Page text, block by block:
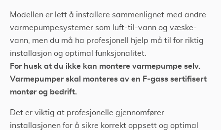
Modellen er lett å installere sammenlignet med andre
varmepumpesystemer som luft-til-vann og væske-
vann, men du må ha profesjonell hjelp må til for riktig
installasjon og optimal funksjonalitet.
For husk at du ikke kan montere varmepumpe selv.
Varmepumper skal monteres av en F-gass sertifisert
montør og bedrift.
Det er viktig at profesjonelle gjennomfører
installasjonen for å sikre korrekt oppsett og optimal